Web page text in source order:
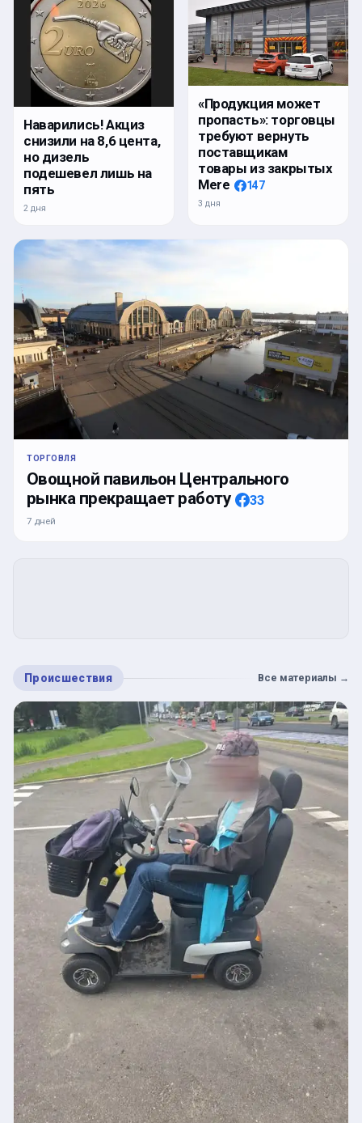
Наварились! Акциз
снизили на 8,6 цента,
но дизель
подешевел лишь на
пять
2 дня
«Продукция может
пропасть»: торговцы
требуют вернуть
поставщикам
товары из закрытых
Mere
147
3 дня
ТОРГОВЛЯ
Овощной павильон Центрального
рынка прекращает работу
33
7 дней
Происшествия Все материалы →